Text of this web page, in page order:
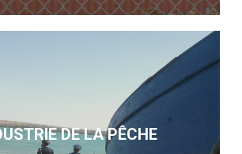
DE LA PÊCHE